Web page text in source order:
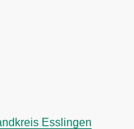
Esslingen